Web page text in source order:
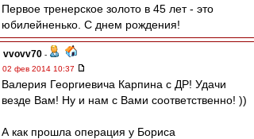
Первое тренерское золото в 45 лет - это
юбилейненько. С днем рождения!
vvovv70 -
02 фев 2014 10:37
Валерия Георгиевича Карпина с ДР! Удачи
везде Вам! Ну и нам с Вами соответственно! ))
А как прошла операция у Бориса